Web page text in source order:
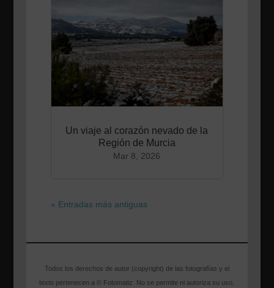
Un viaje al corazón nevado de la
Región de Murcia
Mar 8, 2026
« Entradas más antiguas
Todos los derechos de autor (copyright) de las fotografías y el
texto pertenecen a © Fotomatiz. No se permite ni autoriza su uso,